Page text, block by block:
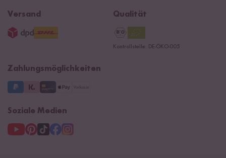
Navacopah
15 Jahre Reishunger
B2B
Jobs
Datenschutzerklärung
3 Jahre Garantie
Versand Qualität
Kontrollstelle: DE-ÖKO-005
Zahlungsmöglichkeiten
Soziale Medien